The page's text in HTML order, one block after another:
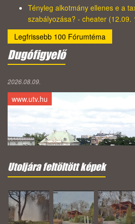
Tényleg alkotmány ellenes e a
szabályozása? - cheater (12.09.
Legfrissebb 100 Fórumtéma
Dugófigyelő
2026.08.09.
www.utv.hu
Utoljára feltöltött képek